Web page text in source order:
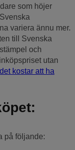
som höjer
variera ännu mer.
till Svenska
och
utan
kostar att ha
på följande: